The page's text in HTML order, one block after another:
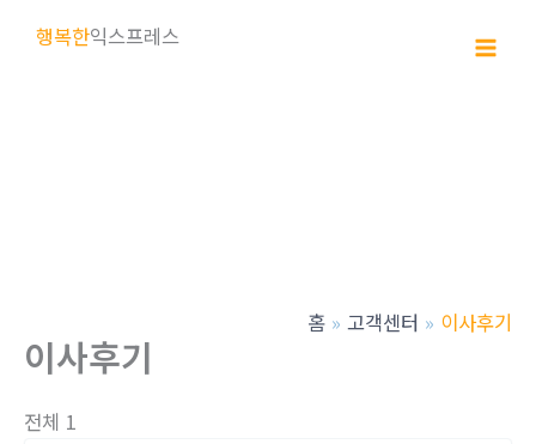
행복한익스프레스
홈 고객센터 이사후기
이사후기
전체 1